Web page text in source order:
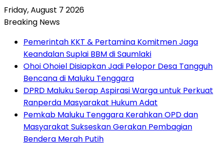
Friday, August 7 2026
Breaking News
Pemerintah KKT & Pertamina Komitmen Jaga
Keandalan Suplai BBM di Saumlaki
Ohoi Ohoiel Disiapkan Jadi Pelopor Desa Tangguh
Bencana di Maluku Tenggara
DPRD Maluku Serap Aspirasi Warga untuk Perkuat
Ranperda Masyarakat Hukum Adat
Pemkab Maluku Tenggara Kerahkan OPD dan
Masyarakat Sukseskan Gerakan Pembagian
Bendera Merah Putih